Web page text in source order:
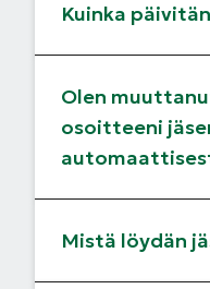
Kuinka
Olen
osoitteeni
Mistä löydän